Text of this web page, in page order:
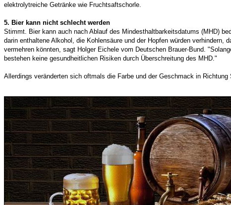
elektrolytreiche Getränke wie Fruchtsaftschorle.
5. Bier kann nicht schlecht werden
Stimmt. Bier kann auch nach Ablauf des Mindesthaltbarkeitsdatums (MHD)
darin enthaltene Alkohol, die Kohlensäure und der Hopfen würden verhindern,
vermehren könnten, sagt Holger Eichele vom Deutschen Brauer-Bund.
bestehen keine gesundheitlichen Risiken durch Überschreitung des MHD."
Allerdings veränderten sich oftmals die Farbe und der Geschmack in Richtung